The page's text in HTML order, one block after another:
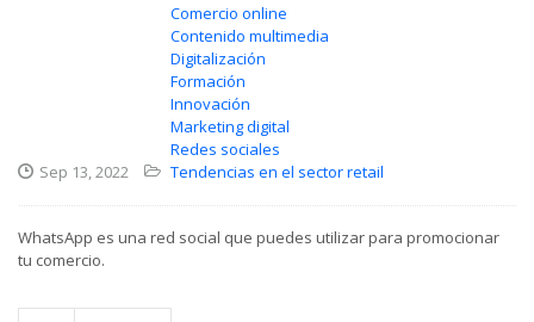
Sep 13, 2022
Comercio online
Contenido multimedia
Digitalización
Formación
Innovación
Marketing digital
Redes sociales
Tendencias en el sector retail
WhatsApp es una red social que puedes utilizar para promocionar
tu comercio.